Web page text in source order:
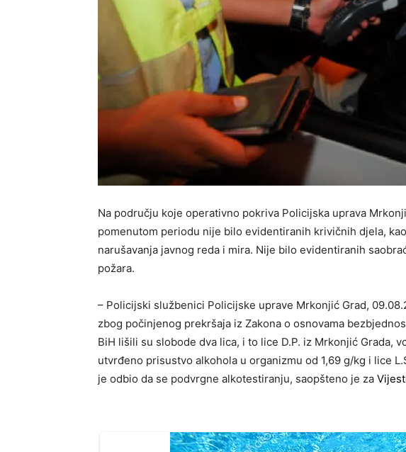
Na području koje operativno pokriva Policijska uprava
pomenutom periodu nije bilo evidentiranih krivičnih djela,
narušavanja javnog reda i mira. Nije bilo evidentiranih
požara.
– Policijski službenici Policijske uprave Mrkonjić Grad,
zbog počinjenog prekršaja iz Zakona o osnovama
BiH lišili su slobode dva lica, i to lice D.P. iz Mrkonjić Grada,
utvrđeno prisustvo alkohola u organizmu od 1,69 g/kg i lice
je odbio da se podvrgne alkotestiranju, saopšteno je za